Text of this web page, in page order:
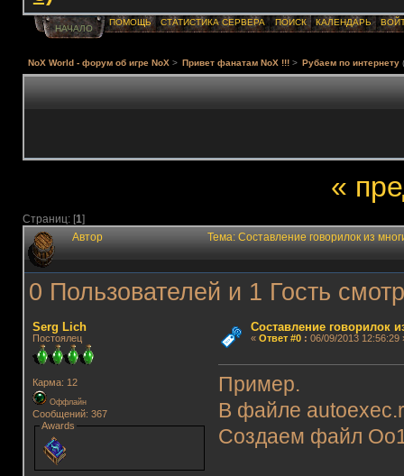
НАЧАЛО
ПОМОЩЬ СТАТИСТИКА СЕРВЕРА ПОИСК КАЛЕНДАРЬ
NoX World - форум об игре NoX > Привет фанатам NoX !!! > Рубаем по интернету
«
Страниц: [1]
Автор Тема: Составление говорилок из
0 Пользователей и 1 Гость
Serg Lich
Постоялец
Карма: 12
Оффлайн
Сообщений: 367
Awards
Составление говорилок
« Ответ #0: 06/09/2013 12:56:29
Пример.
В файле
Создаем файл